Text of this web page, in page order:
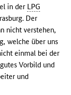
in der LPG
Der
nicht verstehen,
welche über uns
einmal bei der
Vorbild und
und